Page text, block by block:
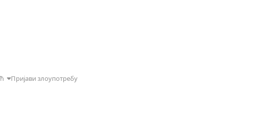
Пријави злоупотребу